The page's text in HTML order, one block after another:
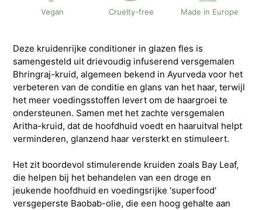
Vegan Cruelty-free Made in Europe
Deze kruidenrijke conditioner in glazen fles is
samengesteld uit drievoudig infuserend versgemalen
Bhringraj-kruid, algemeen bekend in Ayurveda voor het
verbeteren van de conditie en glans van het haar, terwijl
het meer voedingsstoffen levert om de haargroei te
ondersteunen. Samen met het zachte versgemalen
Aritha-kruid, dat de hoofdhuid voedt en haaruitval helpt
verminderen, glanzend haar versterkt en stimuleert.
Het zit boordevol stimulerende kruiden zoals Bay Leaf,
die helpen bij het behandelen van een droge en
jeukende hoofdhuid en voedingsrijke 'superfood'
versgeperste Baobab-olie, die een hoog gehalte aan